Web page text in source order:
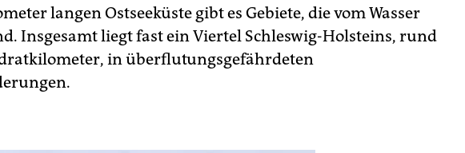
langen Ostseeküste gibt es Gebiete, die vom Wasser
Insgesamt liegt fast ein Viertel Schleswig-Holsteins, rund
in überflutungsgefährdeten